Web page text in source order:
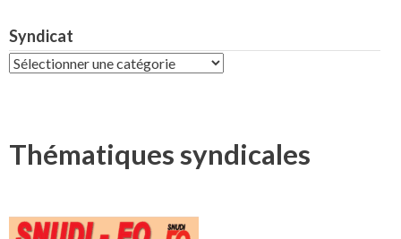
Syndicat
Syndicat
Thématiques syndicales